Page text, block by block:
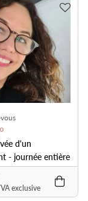
d'un
- journée entière
exclusive